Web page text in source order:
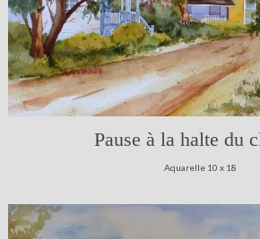
Pause à la halte du
Aquarelle 10 x 18